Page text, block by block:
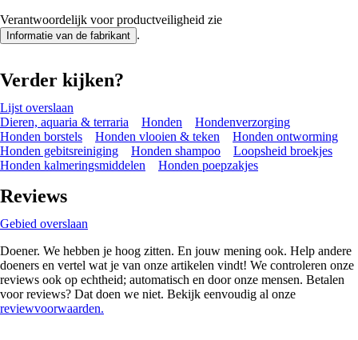
Verantwoordelijk voor productveiligheid zie
Informatie van de fabrikant .
Verder kijken?
Lijst overslaan
Dieren, aquaria & terraria
Honden
Hondenverzorging
Honden borstels
Honden vlooien & teken
Honden ontworming
Honden gebitsreiniging
Honden shampoo
Loopsheid broekjes
Honden kalmeringsmiddelen
Honden poepzakjes
Reviews
Gebied overslaan
Doener. We hebben je hoog zitten. En jouw mening ook. Help andere
doeners en vertel wat je van onze artikelen vindt! We controleren onze
reviews ook op echtheid; automatisch en door onze mensen. Betalen
voor reviews? Dat doen we niet. Bekijk eenvoudig al onze
reviewvoorwaarden.